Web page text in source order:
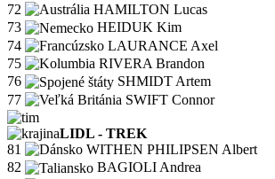
72
HAMILTON Lucas
73
HEIDUK Kim
74
LAURANCE Axel
75
RIVERA Brandon
76
SHMIDT Artem
77
SWIFT Connor
LIDL - TREK
81
WITHEN PHILIPSEN Albert
82
BAGIOLI Andrea